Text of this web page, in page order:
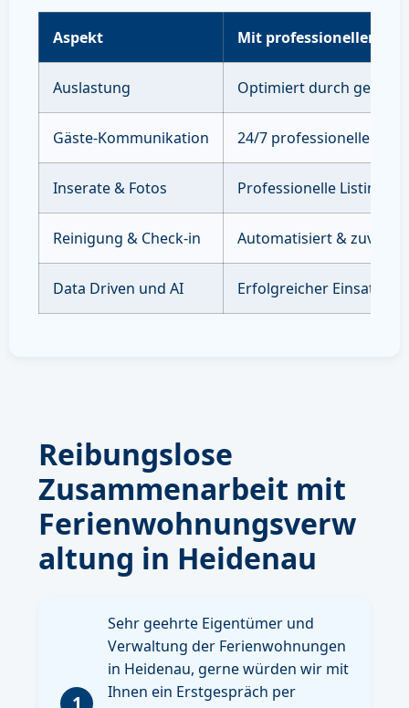
Aspekt Mit professioneller
Auslastung Optimiert durch
Gäste-Kommunikation 24/7 professioneller
Inserate & Fotos Professionelle Listings
Reinigung & Check-in Automatisiert &
Data Driven und AI Erfolgreicher Einsatz
Reibungslose
Zusammenarbeit mit
Ferienwohnungsverw
altung in Heidenau
1
Sehr geehrte Eigentümer und
Verwaltung der Ferienwohnungen
in Heidenau, gerne würden wir mit
Ihnen ein Erstgespräch per